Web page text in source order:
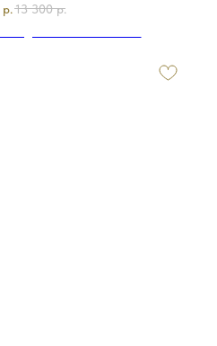
р.13 300 р.